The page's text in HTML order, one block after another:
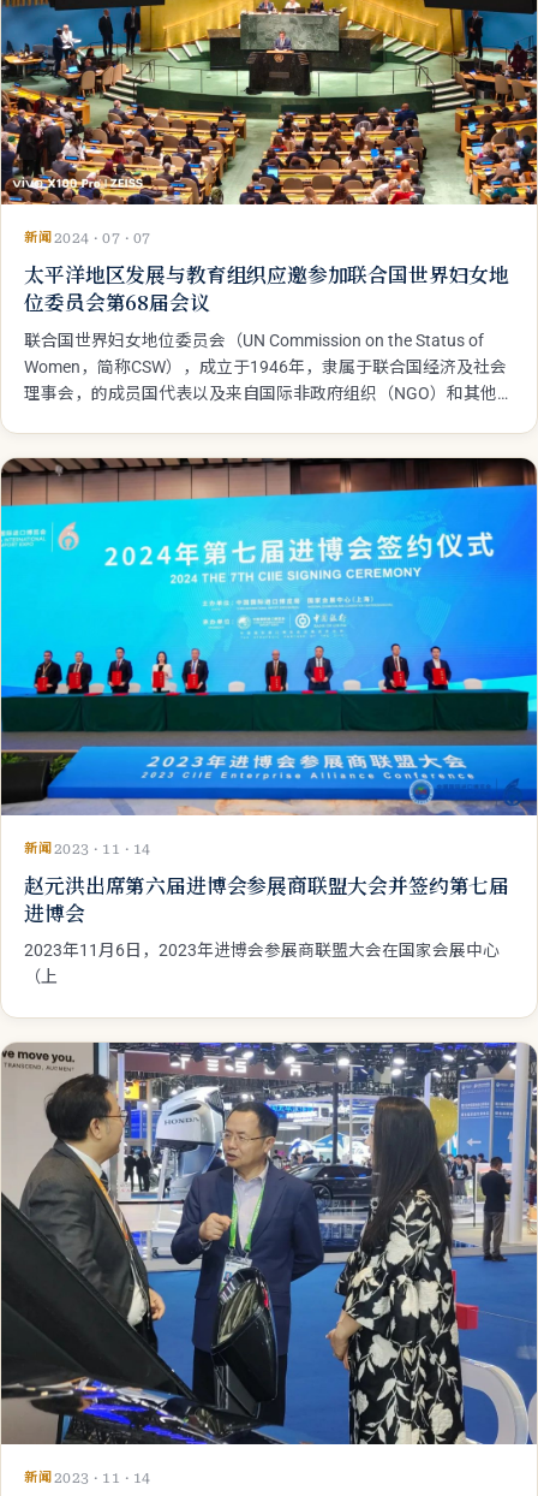
新闻 2024 · 07 · 07
太平洋地区发展与教育组织应邀参加联合国世界妇女地
位委员会第68届会议
联合国世界妇女地位委员会（UN Commission on the Status of
Women，简称CSW），成立于1946年，隶属于联合国经济及社会
理事会，的成员国代表以及来自国际非政府组织（NGO）和其他
新闻 2023 · 11 · 14
赵元洪出席第六届进博会参展商联盟大会并签约第七届
进博会
2023年11月6日，2023年进博会参展商联盟大会在国家会展中心
（上
新闻 2023 · 11 · 14